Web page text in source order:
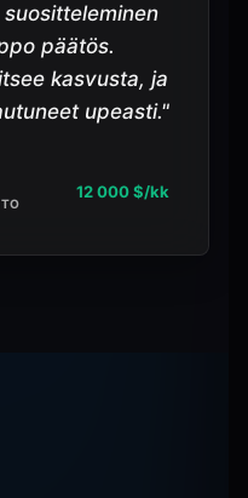
päätös.
kasvusta, ja
upeasti."
12 000 $/kk